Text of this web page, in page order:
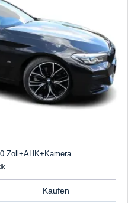
Zoll+AHK+Kamera
Kaufen